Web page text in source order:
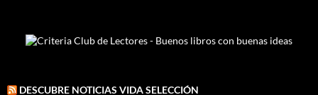
DESCUBRE NOTICIAS VIDA SELECCIÓN